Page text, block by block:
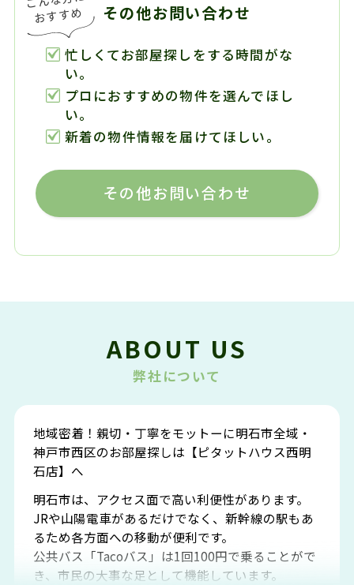
その他お問い合わせ
忙しくてお部屋探しをする時間がな
い。
プロにおすすめの物件を選んでほし
い。
新着の物件情報を届けてほしい。
その他お問い合わせ
ABOUT US
弊社について
地域密着！親切・丁寧をモットーに明石市全域・
神戸市西区のお部屋探しは【ピタットハウス西明
石店】へ
明石市は、アクセス面で高い利便性があります。
JRや山陽電車があるだけでなく、新幹線の駅もあ
るため各方面への移動が便利です。
公共バス「Tacoバス」は1回100円で乗ることがで
き、市民の大事な足として機能しています。